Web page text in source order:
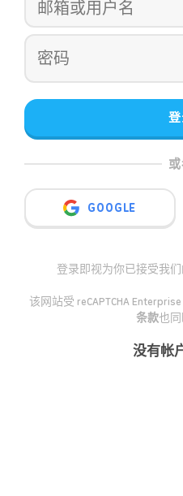
GOOGLE
登录即视为你已接受我们
该网站受 reCAPTCHA
条款也同
没有帐